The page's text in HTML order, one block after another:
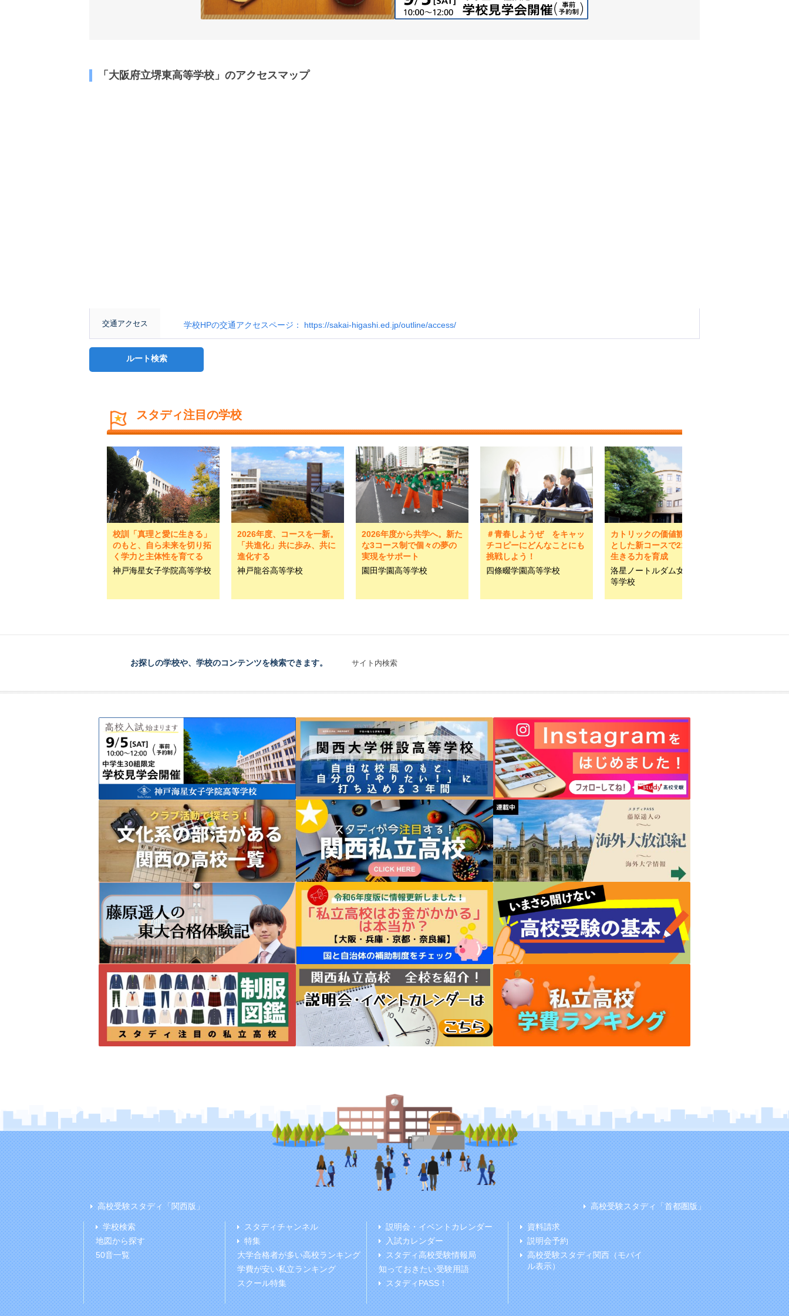
「大阪府立堺東高等学校」のアクセスマップ
交通アクセス 学校HPの交通アクセスページ： https://sakai-higashi.ed.jp/outline/access/
ルート検索
スタディ注目の学校
校訓「真理と愛に生きる」
のもと、自ら未来を切り拓
く学力と主体性を育てる
神戸海星女子学院高等学校
2026年度、コースを一新。
「共進化」共に歩み、共に
進化する
神戸龍谷高等学校
2026年度から共学へ。新た
な3コース制で個々の夢の
実現をサポート
園田学園高等学校
＃青春しようぜ をキャッ
チコピーにどんなことにも
挑戦しよう！
四條畷学園高等学校
カトリックの価値観を基盤
とした新コースで21世紀を
生きる力を育成
洛星ノートルダム女学院高
等学校
お探しの学校や、学校のコンテンツを検索できます。 サイト内検索
高校受験スタディ「関西版」 高校受験スタディ「首都圏版」
学校検索
地図から探す
50音一覧
スタディチャンネル
特集
大学合格者が多い高校ランキング
学費が安い私立ランキング
スクール特集
説明会・イベントカレンダー
入試カレンダー
スタディ高校受験情報局
知っておきたい受験用語
スタディPASS！
資料請求
説明会予約
高校受験スタディ関西（モバイ
ル表示）